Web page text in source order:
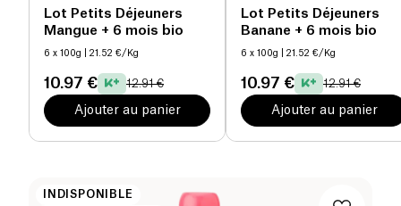
Lot Petits Déjeuners
Mangue + 6 mois bio
6 x 100g | 21.52 €/Kg
10.97 € 12.91 €
Ajouter au panier
Lot Petits Déjeuners
Banane + 6 mois bio
6 x 100g | 21.52 €/Kg
10.97 € 12.91 €
Ajouter au panier
INDISPONIBLE